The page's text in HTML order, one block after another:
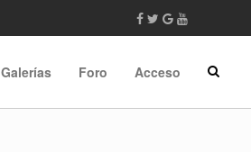
Galerías Foro Acceso